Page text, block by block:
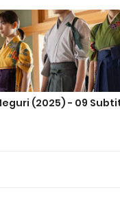
(2025) - 09